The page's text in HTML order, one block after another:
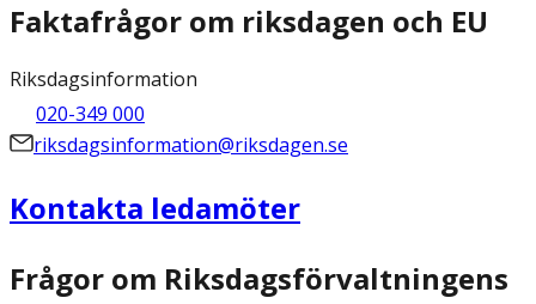
Faktafrågor om riksdagen och EU
Riksdagsinformation
020-349 000
riksdagsinformation@riksdagen.se
Kontakta ledamöter
Frågor om Riksdagsförvaltningens